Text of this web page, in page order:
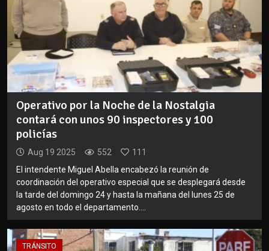
Operativo por la Noche de la Nostalgia
contará con unos 90 inspectores y 100
policías
Aug 19 2025 552
111
El intendente Miguel Abella encabezó la reunión de
coordinación del operativo especial que se desplegará desde
la tarde del domingo 24 y hasta la mañana del lunes 25 de
agosto en todo el departamento....
TRÁNSITO